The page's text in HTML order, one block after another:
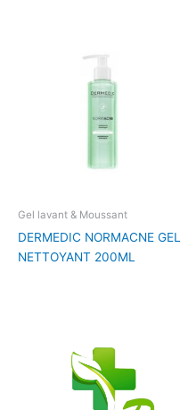
Gel lavant & Moussant
DERMEDIC NORMACNE GEL
NETTOYANT 200ML